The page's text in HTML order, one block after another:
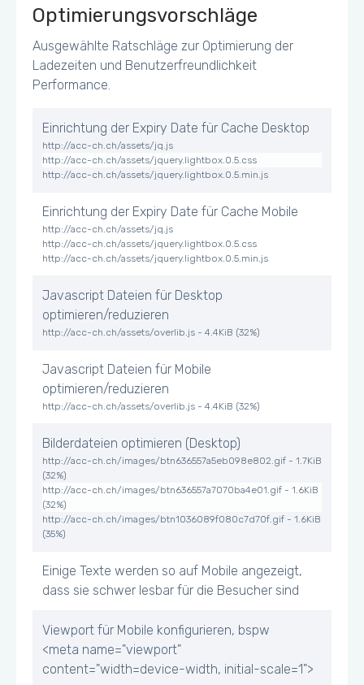
Optimierungsvorschläge
Ausgewählte Ratschläge zur Optimierung der
Ladezeiten und Benutzerfreundlichkeit
Performance.
Einrichtung der Expiry Date für Cache Desktop
http://acc-ch.ch/assets/jq.js
http://acc-ch.ch/assets/jquery.lightbox.0.5.css
http://acc-ch.ch/assets/jquery.lightbox.0.5.min.js
Einrichtung der Expiry Date für Cache Mobile
http://acc-ch.ch/assets/jq.js
http://acc-ch.ch/assets/jquery.lightbox.0.5.css
http://acc-ch.ch/assets/jquery.lightbox.0.5.min.js
Javascript Dateien für Desktop
optimieren/reduzieren
http://acc-ch.ch/assets/overlib.js - 4.4KiB (32%)
Javascript Dateien für Mobile
optimieren/reduzieren
http://acc-ch.ch/assets/overlib.js - 4.4KiB (32%)
Bilderdateien optimieren (Desktop)
http://acc-ch.ch/images/btn636557a5eb098e802.gif - 1.7KiB
(32%)
http://acc-ch.ch/images/btn636557a7070ba4e01.gif - 1.6KiB
(32%)
http://acc-ch.ch/images/btn1036089f080c7d70f.gif - 1.6KiB
(35%)
Einige Texte werden so auf Mobile angezeigt,
dass sie schwer lesbar für die Besucher sind
Viewport für Mobile konfigurieren, bspw
<meta name="viewport"
content="width=device-width, initial-scale=1">